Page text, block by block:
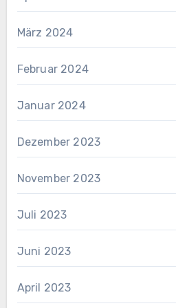
März 2024
Februar 2024
Januar 2024
Dezember 2023
November 2023
Juli 2023
Juni 2023
April 2023